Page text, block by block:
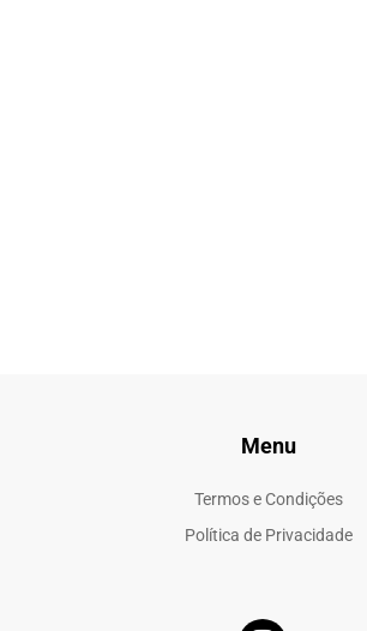
Menu
Termos e Condições
Política de Privacidade